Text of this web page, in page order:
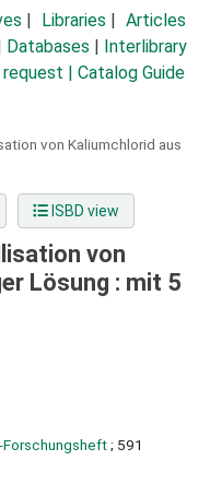
Libraries
Articles
Databases
Interlibrary
| Catalog Guide
von Kaliumchlorid aus
ISBD view
von
Lösung : mit 5
Forschungsheft; 591